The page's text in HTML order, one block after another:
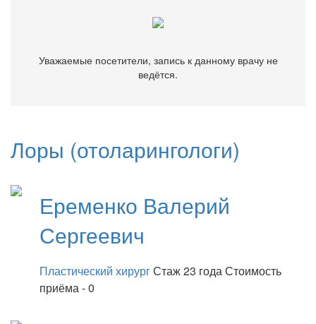
Уважаемые посетители, запись к данному врачу не
ведётся.
Лоры (отоларингологи)
Еременко Валерий
Сергеевич
Пластический хирургСтаж 23 года Стоимость
приёма - 0